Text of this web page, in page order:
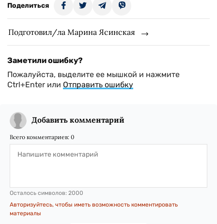
Поделиться
Подготовил/ла Марина Ясинская
Заметили ошибку?
Пожалуйста, выделите ее мышкой и нажмите
Ctrl+Enter или Отправить ошибку
Добавить комментарий
Всего комментариев: 0
Осталось символов: 2000
Авторизуйтесь, чтобы иметь возможность комментировать
материалы